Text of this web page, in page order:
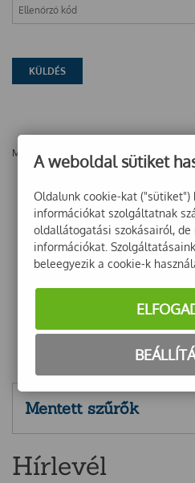
Még nincsenek vélemények ehhez a
Mentett szűrők
Hírlevél
A weboldal sütiket
Oldalunk cookie-kat ("sütiket")
információkat szolgáltatnak
oldallátogatási szokásairól, de
információkat.
beleegyezik a cookie-k